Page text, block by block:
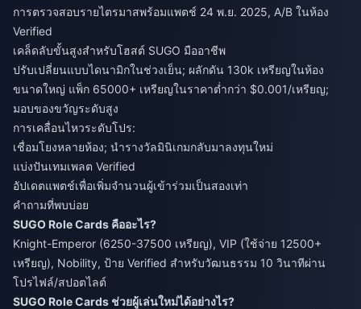
การตรวจสอบรายไตรมาสพร้อมแพตช์ 24 พ.ย. 2025, A/B ในห้อง
Verified
เคล็ดลับขั้นสูงสำหรับโฮสต์ SUGO มืออาชีพ
ปรับเปลี่ยนแบบไดนามิกในช่วงเย็น; ผลักดัน 130k เหรียญในห้อง
ขนาดใหญ่ แพ็ก 65000+ เหรียญในราคาต่ำกว่า $0.001/เหรียญ;
มอบของขวัญระดับสูง
การเคลื่อนไหวระดับโปร:
เชื่อมโยงหลายห้อง; นำรางวัลมินิเกมกลับมาลงทุนใหม่
แบ่งปันเทมเพลต Verified
อัปเดตแพตช์เพื่อเพิ่มจำนวนผู้เข้าร่วมเป็นสองเท่า
คำถามที่พบบ่อย
SUGO Role Cards คืออะไร?
Knight-Emperor (6250-37500 เหรียญ), VIP (ใช้จ่าย 12500+
เหรียญ), Nobility, ป้าย Verified สำหรับวัฒนธรรม 10 วินาทีผ่าน
โปรไฟล์/สปอตไลต์
SUGO Role Cards ช่วยผู้เล่นใหม่ได้อย่างไร?